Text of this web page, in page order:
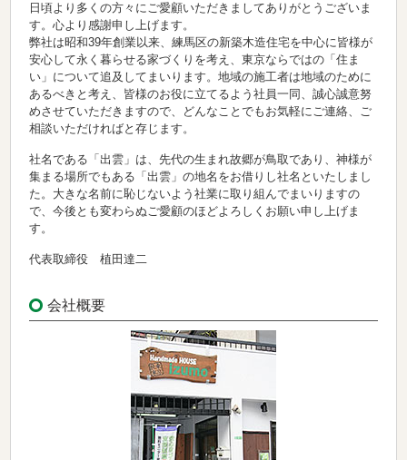
日頃より多くの方々にご愛顧いただきましてありがとうございま
す。心より感謝申し上げます。
弊社は昭和39年創業以来、練馬区の新築木造住宅を中心に皆様が
安心して永く暮らせる家づくりを考え、東京ならではの「住ま
い」について追及してまいります。地域の施工者は地域のために
あるべきと考え、皆様のお役に立てるよう社員一同、誠心誠意努
めさせていただきますので、どんなことでもお気軽にご連絡、ご
相談いただければと存じます。
社名である「出雲」は、先代の生まれ故郷が鳥取であり、神様が
集まる場所でもある「出雲」の地名をお借りし社名といたしまし
た。大きな名前に恥じないよう社業に取り組んでまいりますの
で、今後とも変わらぬご愛顧のほどよろしくお願い申し上げま
す。
代表取締役 植田達二
会社概要